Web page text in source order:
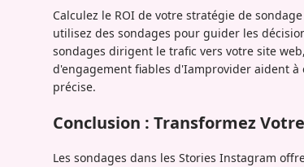
Calculez le ROI de votre stratégie de
utilisez des sondages pour guider les
sondages dirigent le trafic vers votre site
d'engagement fiables d'Iamprovider aident
précise.
Conclusion : Transformez
Les sondages dans les Stories Instagram